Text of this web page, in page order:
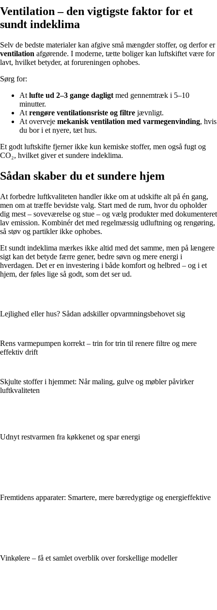
Ventilation – den vigtigste faktor for et
sundt indeklima
Selv de bedste materialer kan afgive små mængder stoffer, og derfor er
ventilation afgørende. I moderne, tætte boliger kan luftskiftet være for
lavt, hvilket betyder, at forureningen ophobes.
Sørg for:
At lufte ud 2–3 gange dagligt med gennemtræk i 5–10
minutter.
At rengøre ventilationsriste og filtre jævnligt.
At overveje mekanisk ventilation med varmegenvinding, hvis
du bor i et nyere, tæt hus.
Et godt luftskifte fjerner ikke kun kemiske stoffer, men også fugt og
CO₂, hvilket giver et sundere indeklima.
Sådan skaber du et sundere hjem
At forbedre luftkvaliteten handler ikke om at udskifte alt på én gang,
men om at træffe bevidste valg. Start med de rum, hvor du opholder
dig mest – soveværelse og stue – og vælg produkter med dokumenteret
lav emission. Kombinér det med regelmæssig udluftning og rengøring,
så støv og partikler ikke ophobes.
Et sundt indeklima mærkes ikke altid med det samme, men på længere
sigt kan det betyde færre gener, bedre søvn og mere energi i
hverdagen. Det er en investering i både komfort og helbred – og i et
hjem, der føles lige så godt, som det ser ud.
Lejlighed eller hus? Sådan adskiller opvarmningsbehovet sig
Rens varmepumpen korrekt – trin for trin til renere filtre og mere
effektiv drift
Skjulte stoffer i hjemmet: Når maling, gulve og møbler påvirker
luftkvaliteten
Udnyt restvarmen fra køkkenet og spar energi
Fremtidens apparater: Smartere, mere bæredygtige og energieffektive
Vinkølere – få et samlet overblik over forskellige modeller